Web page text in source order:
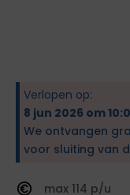
Verlopen op:
8 jun 2026 om
We ontvangen
voor sluiting van
114